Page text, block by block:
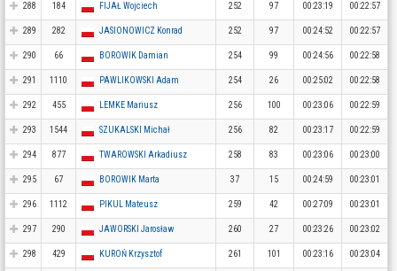
288 184 FIJAŁ Wojciech 252 97 00:23:19 00:22:57
289 282 JASIONOWICZ Konrad 252 97 00:24:52 00:22:57
290 66 BOROWIK Damian 254 99 00:24:56 00:22:58
291 1110 PAWLIKOWSKI Adam 254 26 00:25:02 00:22:58
292 455 LEMKE Mariusz 256 100 00:23:06 00:22:59
293 1544 SZUKALSKI Michał 256 82 00:23:17 00:22:59
294 877 TWAROWSKI Arkadiusz 258 83 00:23:06 00:23:00
295 67 BOROWIK Marta 37 15 00:24:59 00:23:01
296 1112 PIKUL Mateusz 259 42 00:27:09 00:23:01
297 290 JAWORSKI Jarosław 260 27 00:23:26 00:23:02
298 429 KUROŃ Krzysztof 261 101 00:23:16 00:23:04